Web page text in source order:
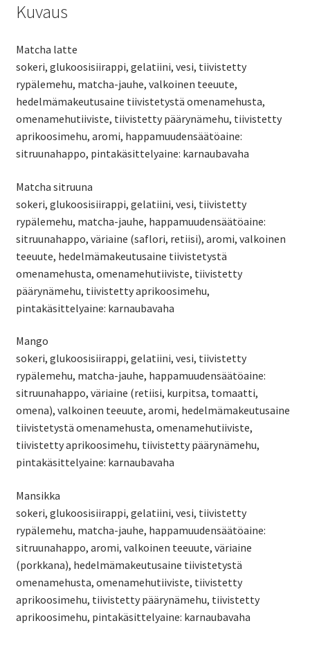
Kuvaus
Matcha latte
sokeri, glukoosisiirappi, gelatiini, vesi, tiivistetty
rypälemehu, matcha-jauhe, valkoinen teeuute,
hedelmämakeutusaine tiivistetystä omenamehusta,
omenamehutiiviste, tiivistetty päärynämehu, tiivistetty
aprikoosimehu, aromi, happamuudensäätöaine:
sitruunahappo, pintakäsittelyaine: karnaubavaha
Matcha sitruuna
sokeri, glukoosisiirappi, gelatiini, vesi, tiivistetty
rypälemehu, matcha-jauhe, happamuudensäätöaine:
sitruunahappo, väriaine (saflori, retiisi), aromi, valkoinen
teeuute, hedelmämakeutusaine tiivistetystä
omenamehusta, omenamehutiiviste, tiivistetty
päärynämehu, tiivistetty aprikoosimehu,
pintakäsittelyaine: karnaubavaha
Mango
sokeri, glukoosisiirappi, gelatiini, vesi, tiivistetty
rypälemehu, matcha-jauhe, happamuudensäätöaine:
sitruunahappo, väriaine (retiisi, kurpitsa, tomaatti,
omena), valkoinen teeuute, aromi, hedelmämakeutusaine
tiivistetystä omenamehusta, omenamehutiiviste,
tiivistetty aprikoosimehu, tiivistetty päärynämehu,
pintakäsittelyaine: karnaubavaha
Mansikka
sokeri, glukoosisiirappi, gelatiini, vesi, tiivistetty
rypälemehu, matcha-jauhe, happamuudensäätöaine:
sitruunahappo, aromi, valkoinen teeuute, väriaine
(porkkana), hedelmämakeutusaine tiivistetystä
omenamehusta, omenamehutiiviste, tiivistetty
aprikoosimehu, tiivistetty päärynämehu, tiivistetty
aprikoosimehu, pintakäsittelyaine: karnaubavaha